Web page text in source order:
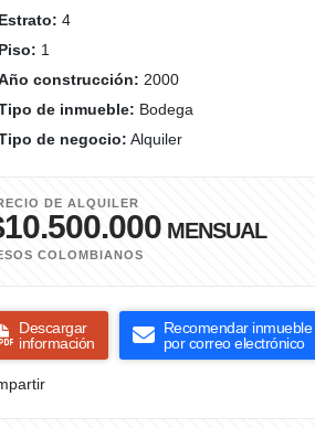
4
1
construcción: 2000
de inmueble: Bodega
de negocio: Alquiler
DE ALQUILER
MENSUAL
COLOMBIANOS
Descargar
información
Recomendar inmueble
por correo electrónico